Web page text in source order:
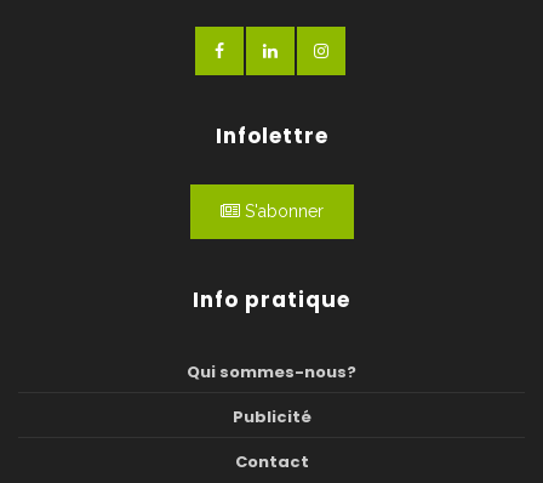
Infolettre
S'abonner
Info pratique
Qui sommes-nous?
Publicité
Contact